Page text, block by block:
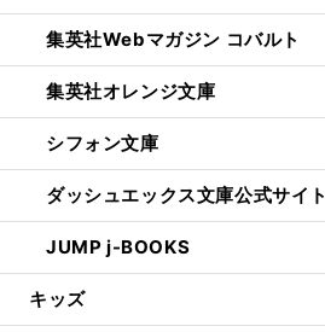
集英社Webマガジン コバルト
集英社オレンジ文庫
シフォン文庫
ダッシュエックス文庫公式サイト
JUMP j-BOOKS
キッズ